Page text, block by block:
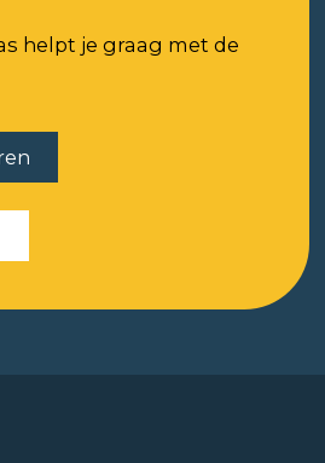
helpt je graag met de